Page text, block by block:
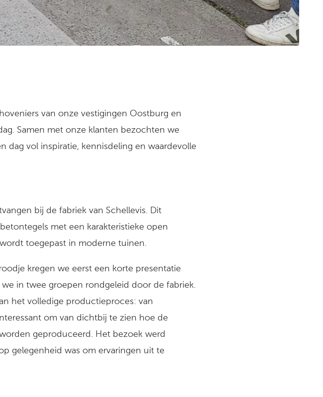
van onze vestigingen Oostburg en
Samen met onze klanten bezochten we
dag vol inspiratie, kennisdeling en waardevolle
bij de fabriek van Schellevis. Dit
met een karakteristieke open
toegepast in moderne tuinen.
kregen we eerst een korte presentatie
in twee groepen rondgeleid door de fabriek.
het volledige productieproces: van
om van dichtbij te zien hoe de
geproduceerd. Het bezoek werd
gelegenheid was om ervaringen uit te